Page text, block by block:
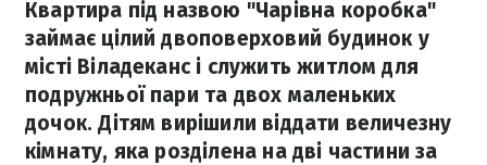
Квартира під назвою "Чарівна коробка"
займає цілий двоповерховий будинок у
місті Віладеканс і служить житлом для
подружньої пари та двох маленьких
дочок. Дітям вирішили віддати величезну
кімнату, яка розділена на дві частини за